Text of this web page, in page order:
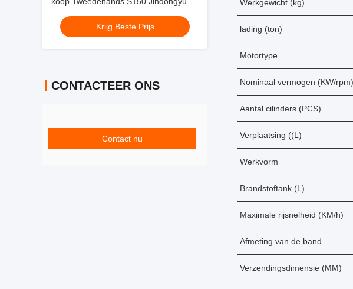
Machinery
Krijg Beste Prijs
CONTACTEER ONS
Contact nu
Werkgewicht (kg)
lading (ton)
Motortype
Nominaal vermogen (KW/rpm)
Aantal cilinders (PCS)
Verplaatsing ((L)
Werkvorm
Brandstoftank (L)
Maximale rijsnelheid (KM/h)
Afmeting van de band
Verzendingsdimensie (MM)